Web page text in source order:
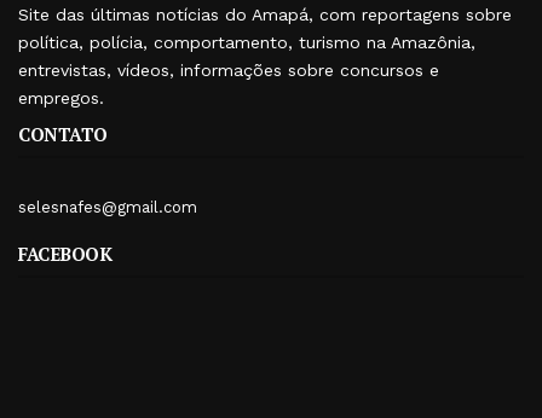
Site das últimas notícias do Amapá, com reportagens sobre
política, polícia, comportamento, turismo na Amazônia,
entrevistas, vídeos, informações sobre concursos e
empregos.
CONTATO
selesnafes@gmail.com
FACEBOOK